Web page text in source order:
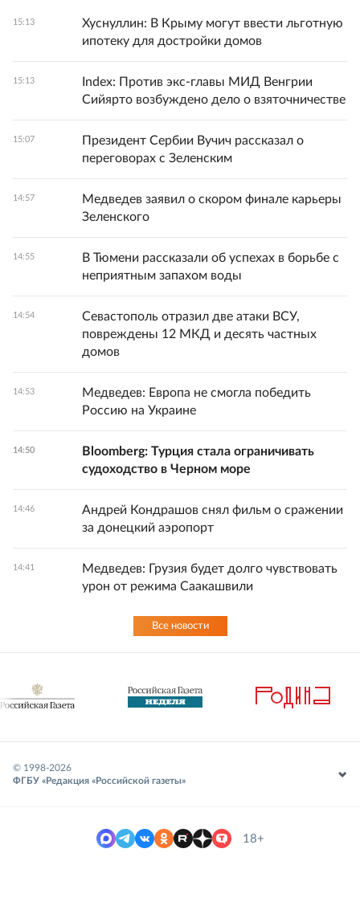
15:13
Хуснуллин: В Крыму могут ввести льготную
ипотеку для достройки домов
15:13
Index: Против экс-главы МИД Венгрии
Сийярто возбуждено дело о взяточничестве
15:07
Президент Сербии Вучич рассказал о
переговорах с Зеленским
14:57
Медведев заявил о скором финале карьеры
Зеленского
14:55
В Тюмени рассказали об успехах в борьбе с
неприятным запахом воды
14:54
Севастополь отразил две атаки ВСУ,
повреждены 12 МКД и десять частных
домов
14:53
Медведев: Европа не смогла победить
Россию на Украине
14:50
Bloomberg: Турция стала ограничивать
судоходство в Черном море
14:46
Андрей Кондрашов снял фильм о сражении
за донецкий аэропорт
14:41
Медведев: Грузия будет долго чувствовать
урон от режима Саакашвили
Все новости
© 1998-2026
ФГБУ «Редакция «Российской газеты»
18+